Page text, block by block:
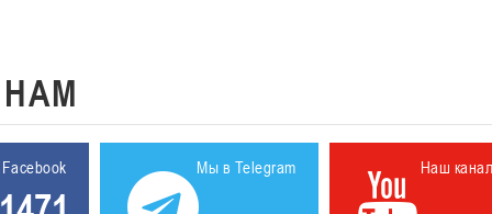
НАМ
Мы в Telegram Наш